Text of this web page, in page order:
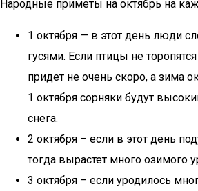
Народные приметы на октябрь на
1 октября — в этот день люди
гусями. Если птицы не
придет не очень скоро, а зима
1 октября сорняки будут
снега.
2 октября – если в этот день
тогда вырастет много озимого
3 октября – если уродилось